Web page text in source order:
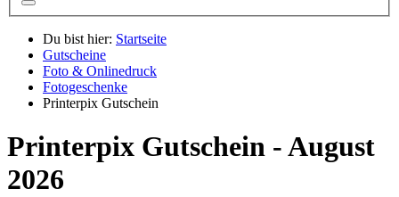
Du bist hier: Startseite
Gutscheine
Foto & Onlinedruck
Fotogeschenke
Printerpix Gutschein
Printerpix Gutschein - August
2026